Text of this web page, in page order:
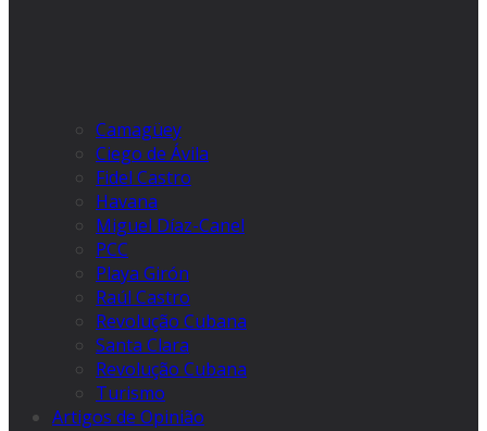
Camagüey
Ciego de Ávila
Fidel Castro
Havana
Miguel Díaz-Canel
PCC
Playa Girón
Raúl Castro
Revolução Cubana
Santa Clara
Revolução Cubana
Turismo
Artigos de Opinião